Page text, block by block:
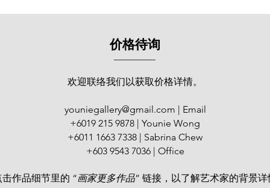
价格待询
欢迎联络我们以获取价格详情。
youniegallery@gmail.com | Email
+6019 215 9878 | Younie Wong
+6011 1663 7338 | Sabrina Chew
+603 9543 7036 | Office
作品细节里的 “画家更多作品” 链接，以了解艺术家的背景详